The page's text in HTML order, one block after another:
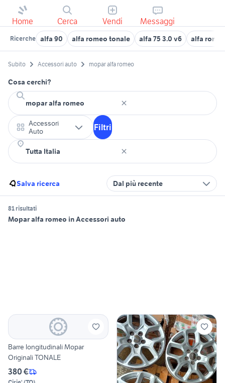
Home Cerca Vendi Messaggi
Ricerche alfa 90 alfa romeo tonale alfa 75 3.0 v6 alfa
Subito Accessori auto mopar alfa romeo
Cosa cerchi?
Accessori
Auto
Filtri
Salva ricerca Dal più recente
81 risultati
Mopar alfa romeo in Accessori auto
Barre longitudinali Mopar
Originali TONALE
380 €